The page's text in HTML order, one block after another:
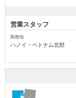
営業スタッフ
勤務地
ハノイ・ベトナム北部